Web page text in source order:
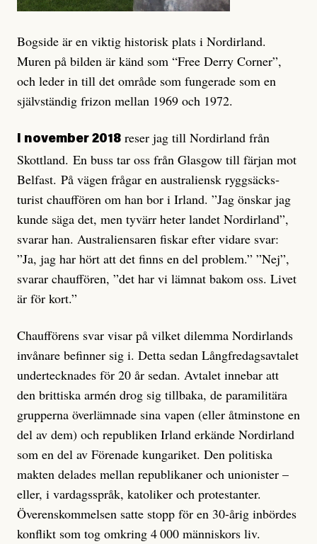
Bogside är en viktig historisk plats i Nordirland.
Muren på bilden är känd som “Free Derry Corner”,
och leder in till det område som fungerade som en
självständig frizon mellan 1969 och 1972.
I november 2018 reser jag till Nordirland från
Skottland. En buss tar oss från Glasgow till färjan mot
Belfast. På vägen frågar en australiensk ryggsäcks­
turist chauffören om han bor i Irland. ”Jag önskar jag
kunde säga det, men tyvärr heter landet Nordirland”,
svarar han. Australiensaren fiskar efter vidare svar:
”Ja, jag har hört att det finns en del problem.” ”Nej”,
svarar chauffören, ”det har vi lämnat bakom oss. Livet
är för kort.”
Chaufförens svar visar på vilket dilemma Nordirlands
invånare befinner sig i. Detta sedan Långfredagsavtalet
undertecknades för 20 år sedan. Avtalet innebar att
den brittiska armén drog sig tillbaka, de paramilitära
grupperna överlämnade sina vapen (eller åtminstone en
del av dem) och republiken Irland erkände Nordirland
som en del av Förenade kungariket. Den politiska
makten delades mellan republikaner och unio­nister –
eller, i vardagsspråk, katoliker och protestanter.
Överenskommelsen satte stopp för en 30-årig inbördes
konflikt som tog omkring 4000 människors liv.